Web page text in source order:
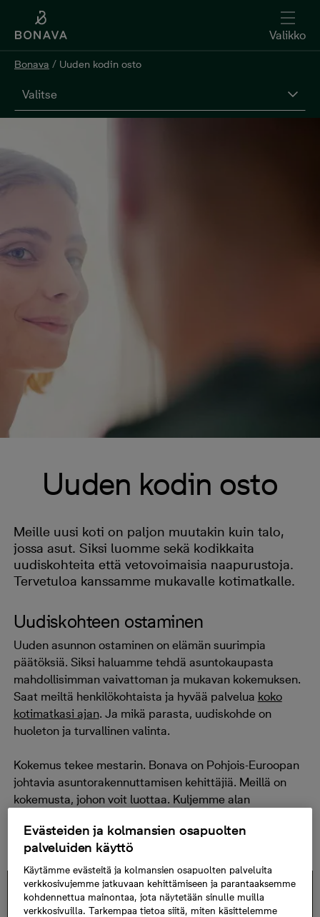
Valikko
Bonava / Uuden kodin osto
Valitse
Uuden kodin osto
Meille uusi koti on paljon muutakin kuin talo,
jossa asut. Siksi luomme sekä kodikkaita
uudiskohteita että vetovoimaisia naapurustoja.
Tervetuloa kanssamme mukavalle kotimatkalle.
Uudiskohteen ostaminen
Uuden asunnon ostaminen on elämän suurimpia
päätöksiä. Siksi haluamme tehdä asuntokaupasta
mahdollisimman vaivattoman ja mukavan kokemuksen.
Saat meiltä henkilökohtaista ja hyvää palvelua koko
kotimatkasi ajan. Ja mikä parasta, uudiskohde on
huoleton ja turvallinen valinta.
Kokemus tekee mestarin. Bonava on Pohjois-Euroopan
johtavia asuntorakennuttamisen kehittäjiä. Meillä on
kokemusta, johon voit luottaa. Kuljemme alan
huomioon uudiskohteen koko käyttöiän.
Evästeiden ja kolmansien osapuolten
palveluiden käyttö
Käytämme evästeitä ja kolmansien osapuolten palveluita
verkkosivujemme jatkuvaan kehittämiseen ja parantaaksemme
kohdennettua mainontaa, jota näytetään sinulle muilla
verkkosivuilla. Tarkempaa tietoa siitä, miten käsittelemme